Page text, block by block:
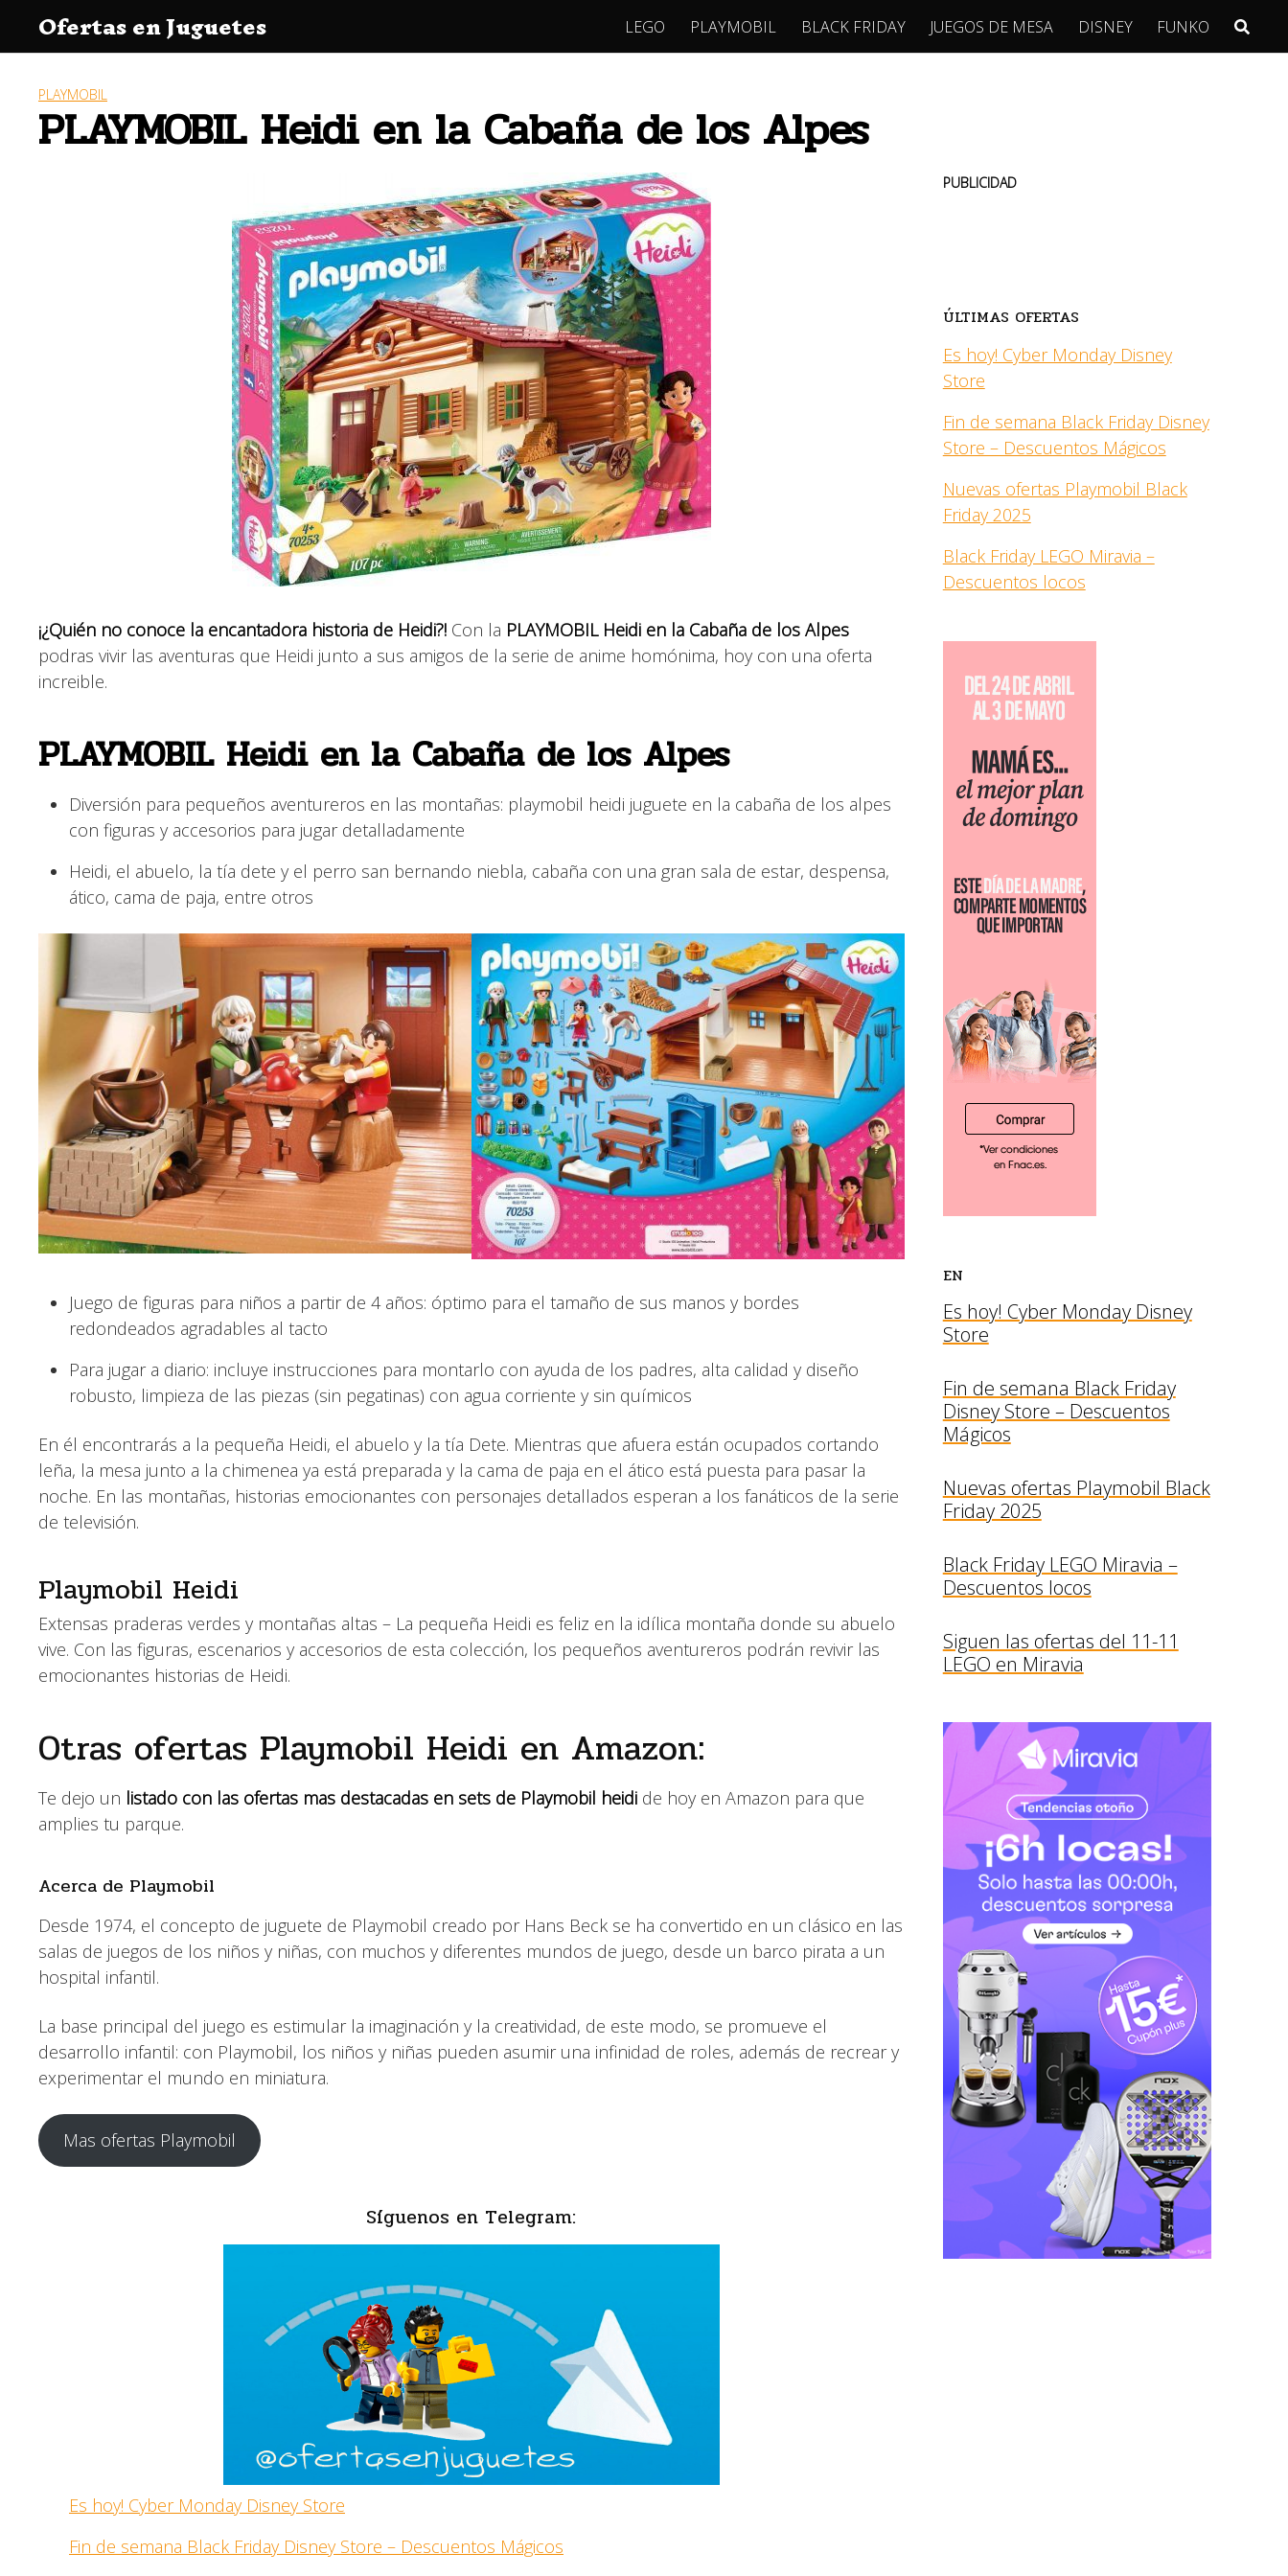
contenido
Ofertas en Juguetes LEGO PLAYMOBIL BLACK FRIDAY JUEGOS DE MESA DISNEY FUNKO
PLAYMOBIL
PLAYMOBIL Heidi en la Cabaña de los Alpes
¡¿Quién no conoce la encantadora historia de Heidi?! Con la PLAYMOBIL Heidi en la Cabaña de los Alpes
podras vivir las aventuras que Heidi junto a sus amigos de la serie de anime homónima, hoy con una oferta
increible.
PLAYMOBIL Heidi en la Cabaña de los Alpes
Diversión para pequeños aventureros en las montañas: playmobil heidi juguete en la cabaña de los alpes
con figuras y accesorios para jugar detalladamente
Heidi, el abuelo, la tía dete y el perro san bernando niebla, cabaña con una gran sala de estar, despensa,
ático, cama de paja, entre otros
Juego de figuras para niños a partir de 4 años: óptimo para el tamaño de sus manos y bordes
redondeados agradables al tacto
Para jugar a diario: incluye instrucciones para montarlo con ayuda de los padres, alta calidad y diseño
robusto, limpieza de las piezas (sin pegatinas) con agua corriente y sin químicos
En él encontrarás a la pequeña Heidi, el abuelo y la tía Dete. Mientras que afuera están ocupados cortando
leña, la mesa junto a la chimenea ya está preparada y la cama de paja en el ático está puesta para pasar la
noche. En las montañas, historias emocionantes con personajes detallados esperan a los fanáticos de la serie
de televisión.
Playmobil Heidi
Extensas praderas verdes y montañas altas – La pequeña Heidi es feliz en la idílica montaña donde su abuelo
vive. Con las figuras, escenarios y accesorios de esta colección, los pequeños aventureros podrán revivir las
emocionantes historias de Heidi.
Otras ofertas Playmobil Heidi en Amazon:
Te dejo un listado con las ofertas mas destacadas en sets de Playmobil heidi de hoy en Amazon para que
amplies tu parque.
Acerca de Playmobil
Desde 1974, el concepto de juguete de Playmobil creado por Hans Beck se ha convertido en un clásico en las
salas de juegos de los niños y niñas, con muchos y diferentes mundos de juego, desde un barco pirata a un
hospital infantil.
La base principal del juego es estimular la imaginación y la creatividad, de este modo, se promueve el
desarrollo infantil: con Playmobil, los niños y niñas pueden asumir una infinidad de roles, además de recrear y
experimentar el mundo en miniatura.
Mas ofertas Playmobil
Síguenos en Telegram:
Es hoy! Cyber Monday Disney Store
Fin de semana Black Friday Disney Store – Descuentos Mágicos
PUBLICIDAD
ÚLTIMAS OFERTAS
Es hoy! Cyber Monday Disney
Store
Fin de semana Black Friday Disney
Store – Descuentos Mágicos
Nuevas ofertas Playmobil Black
Friday 2025
Black Friday LEGO Miravia –
Descuentos locos
EN
Es hoy! Cyber Monday Disney
Store
Fin de semana Black Friday
Disney Store – Descuentos
Mágicos
Nuevas ofertas Playmobil Black
Friday 2025
Black Friday LEGO Miravia –
Descuentos locos
Siguen las ofertas del 11-11
LEGO en Miravia